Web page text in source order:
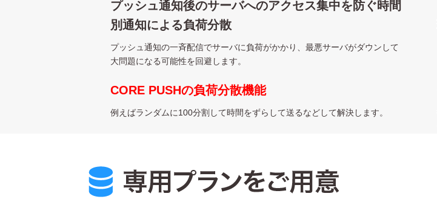
プッシュ通知後のサーバへのアクセス集中を防ぐ時間
別通知による負荷分散
プッシュ通知の一斉配信でサーバに負荷がかかり、最悪サーバがダウンして
大問題になる可能性を回避します。
CORE PUSHの負荷分散機能
例えばランダムに100分割して時間をずらして送るなどして解決します。